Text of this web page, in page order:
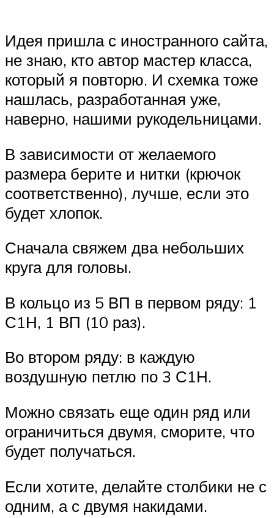
Идея пришла с иностранного сайта,
не знаю, кто автор мастер класса,
который я повторю. И схемка тоже
нашлась, разработанная уже,
наверно, нашими рукодельницами.
В зависимости от желаемого
размера берите и нитки (крючок
соответственно), лучше, если это
будет хлопок.
Сначала свяжем два небольших
круга для головы.
В кольцо из 5 ВП в первом ряду: 1
С1Н, 1 ВП (10 раз).
Во втором ряду: в каждую
воздушную петлю по 3 С1Н.
Можно связать еще один ряд или
ограничиться двумя, сморите, что
будет получаться.
Если хотите, делайте столбики не с
одним, а с двумя накидами.